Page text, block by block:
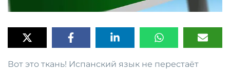
Вот это ткань! Испанский язык не перестаёт